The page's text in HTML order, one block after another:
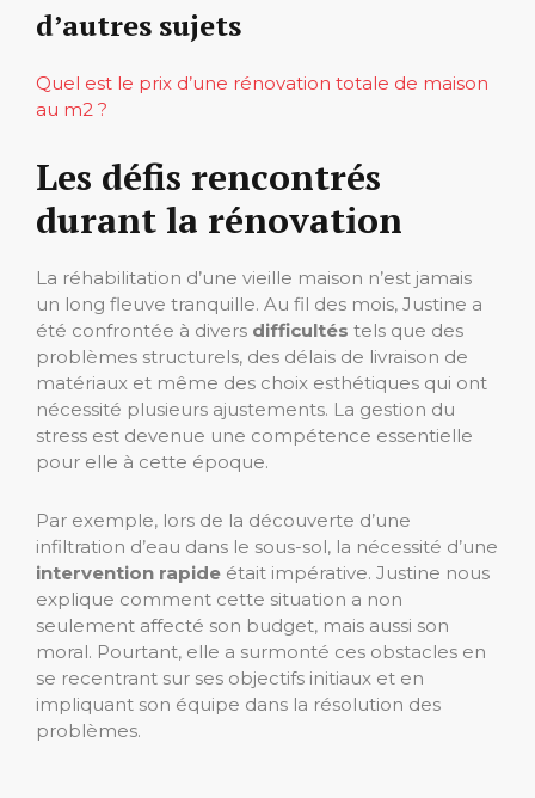
d’autres sujets
Quel est le prix d’une rénovation totale de maison
au m2 ?
Les défis rencontrés
durant la rénovation
La réhabilitation d’une vieille maison n’est jamais
un long fleuve tranquille. Au fil des mois, Justine a
été confrontée à divers difficultés tels que des
problèmes structurels, des délais de livraison de
matériaux et même des choix esthétiques qui ont
nécessité plusieurs ajustements. La gestion du
stress est devenue une compétence essentielle
pour elle à cette époque.
Par exemple, lors de la découverte d’une
infiltration d’eau dans le sous-sol, la nécessité d’une
intervention rapide était impérative. Justine nous
explique comment cette situation a non
seulement affecté son budget, mais aussi son
moral. Pourtant, elle a surmonté ces obstacles en
se recentrant sur ses objectifs initiaux et en
impliquant son équipe dans la résolution des
problèmes.